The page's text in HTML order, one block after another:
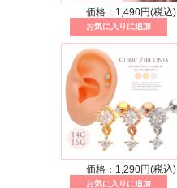
価格：1,490円(税込)
価格：1,290円(税込)